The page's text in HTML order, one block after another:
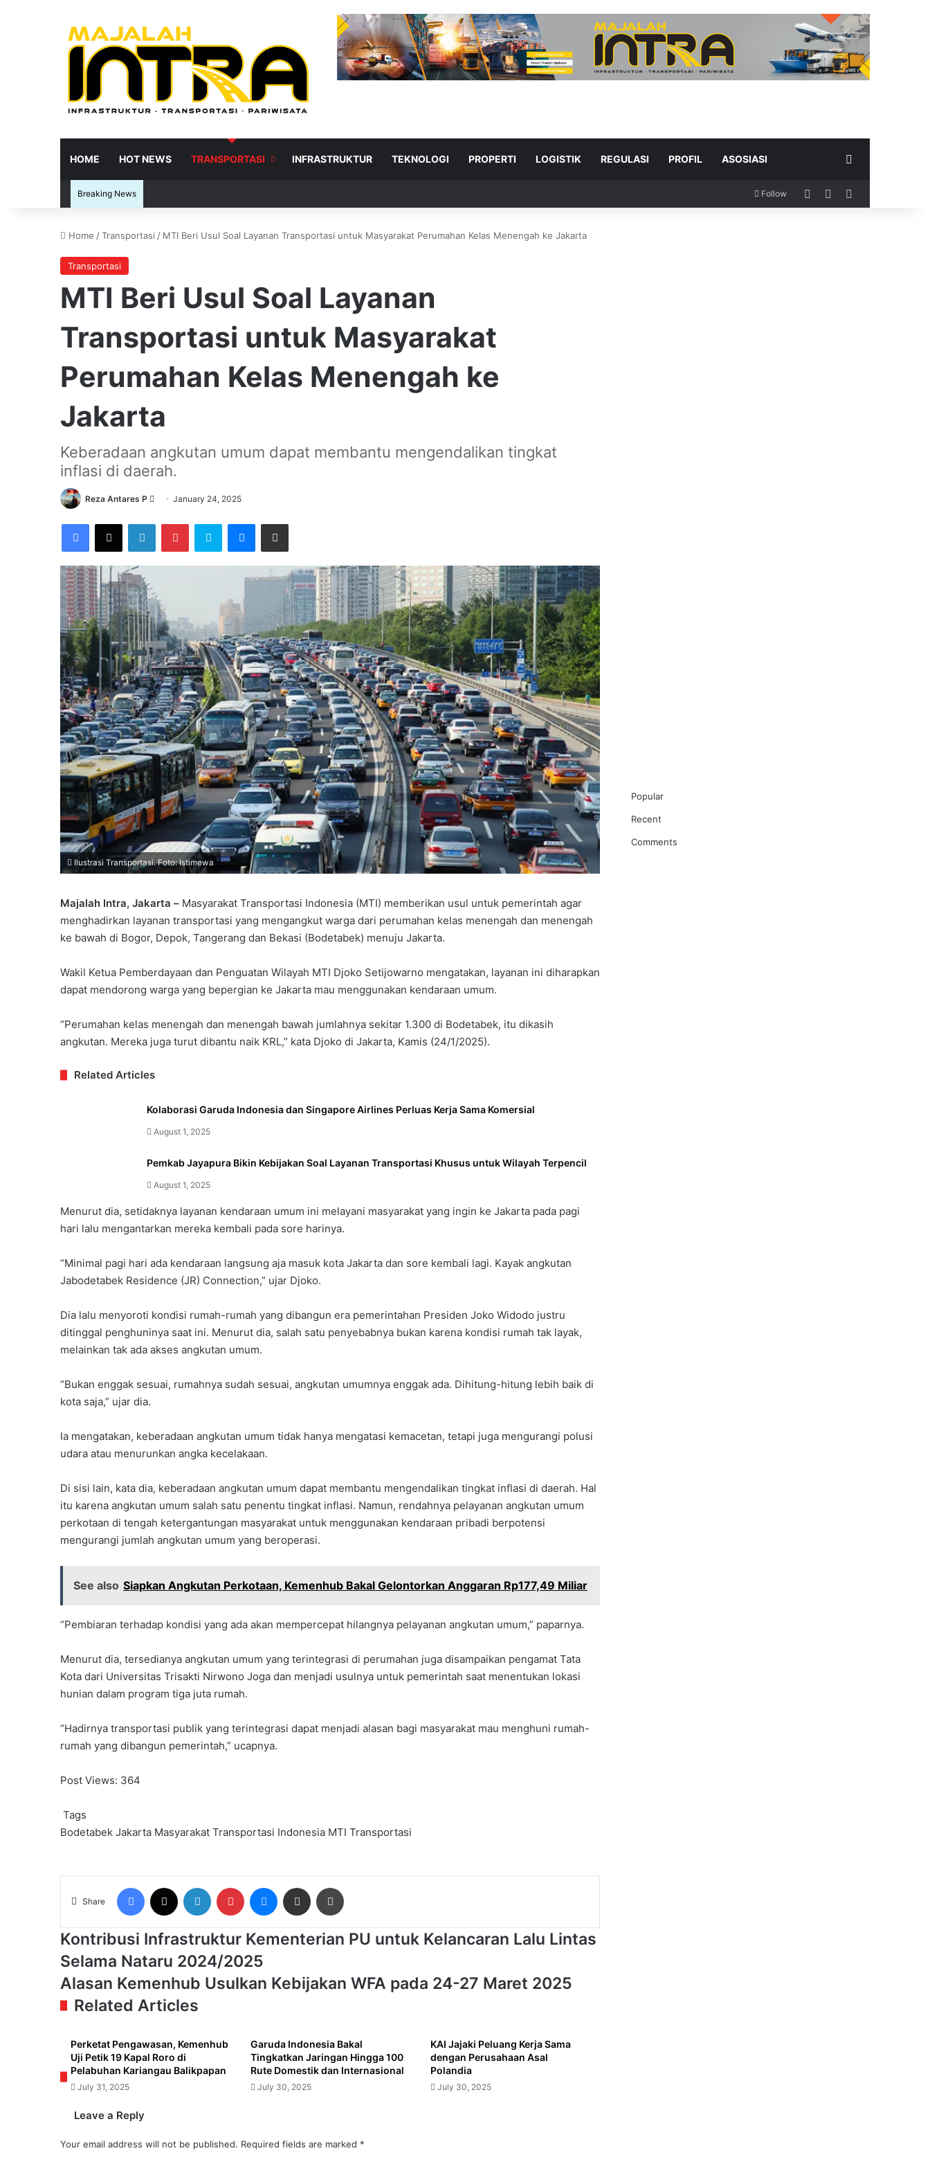
HOME HOT NEWS TRANSPORTASI INFRASTRUKTUR TEKNOLOGI PROPERTI LOGISTIK REGULASI PROFIL ASOSIASI
Breaking News Follow Log InRandom Article
Home /Transportasi / MTI Beri Usul Soal Layanan Transportasi untuk Masyarakat Perumahan Kelas Menengah ke Jakarta
Transportasi
MTI Beri Usul Soal Layanan
Transportasi untuk Masyarakat
Perumahan Kelas Menengah ke
Jakarta
Keberadaan angkutan umum dapat membantu mengendalikan tingkat
inflasi di daerah.
Reza Antares P
Send
email
January 24, 2025
Facebook
X LinkedInPinterestSkype Messenger
Share via Email
Ilustrasi Transportasi. Foto: Istimewa
Majalah Intra, Jakarta – Masyarakat Transportasi Indonesia (MTI) memberikan usul untuk pemerintah agar
menghadirkan layanan transportasi yang mengangkut warga dari perumahan kelas menengah dan menengah
ke bawah di Bogor, Depok, Tangerang dan Bekasi (Bodetabek) menuju Jakarta.
Wakil Ketua Pemberdayaan dan Penguatan Wilayah MTI Djoko Setijowarno mengatakan, layanan ini diharapkan
dapat mendorong warga yang bepergian ke Jakarta mau menggunakan kendaraan umum.
“Perumahan kelas menengah dan menengah bawah jumlahnya sekitar 1.300 di Bodetabek, itu dikasih
angkutan. Mereka juga turut dibantu naik KRL,” kata Djoko di Jakarta, Kamis (24/1/2025).
Related Articles
Kolaborasi Garuda Indonesia dan Singapore Airlines Perluas Kerja Sama Komersial
August 1, 2025
Pemkab Jayapura Bikin Kebijakan Soal Layanan Transportasi Khusus untuk Wilayah Terpencil
August 1, 2025
Menurut dia, setidaknya layanan kendaraan umum ini melayani masyarakat yang ingin ke Jakarta pada pagi
hari lalu mengantarkan mereka kembali pada sore harinya.
“Minimal pagi hari ada kendaraan langsung aja masuk kota Jakarta dan sore kembali lagi. Kayak angkutan
Jabodetabek Residence (JR) Connection,” ujar Djoko.
Dia lalu menyoroti kondisi rumah-rumah yang dibangun era pemerintahan Presiden Joko Widodo justru
ditinggal penghuninya saat ini. Menurut dia, salah satu penyebabnya bukan karena kondisi rumah tak layak,
melainkan tak ada akses angkutan umum.
“Bukan enggak sesuai, rumahnya sudah sesuai, angkutan umumnya enggak ada. Dihitung-hitung lebih baik di
kota saja,” ujar dia.
Ia mengatakan, keberadaan angkutan umum tidak hanya mengatasi kemacetan, tetapi juga mengurangi polusi
udara atau menurunkan angka kecelakaan.
Di sisi lain, kata dia, keberadaan angkutan umum dapat membantu mengendalikan tingkat inflasi di daerah. Hal
itu karena angkutan umum salah satu penentu tingkat inflasi. Namun, rendahnya pelayanan angkutan umum
perkotaan di tengah ketergantungan masyarakat untuk menggunakan kendaraan pribadi berpotensi
mengurangi jumlah angkutan umum yang beroperasi.
See also Siapkan Angkutan Perkotaan, Kemenhub Bakal Gelontorkan Anggaran Rp177,49 Miliar
“Pembiaran terhadap kondisi yang ada akan mempercepat hilangnya pelayanan angkutan umum,” paparnya.
Menurut dia, tersedianya angkutan umum yang terintegrasi di perumahan juga disampaikan pengamat Tata
Kota dari Universitas Trisakti Nirwono Joga dan menjadi usulnya untuk pemerintah saat menentukan lokasi
hunian dalam program tiga juta rumah.
“Hadirnya transportasi publik yang terintegrasi dapat menjadi alasan bagi masyarakat mau menghuni rumah-
rumah yang dibangun pemerintah,” ucapnya.
Post Views: 364
Tags
Bodetabek Jakarta Masyarakat Transportasi Indonesia MTI Transportasi
Share
Facebook LinkedIn Pinterest Messenger
Share via Email
Kontribusi
Infrastruktur
Kementerian
PU
untuk
Kelancaran
Selama
Nataru
2024/2025
Kontribusi Infrastruktur Kementerian PU untuk Kelancaran Lalu Lintas
Selama Nataru 2024/2025
Alasan
Kemenhub
Usulkan
pada
24-
27
2025
Alasan Kemenhub Usulkan Kebijakan WFA pada 24-27 Maret 2025
Related Articles
Perketat Pengawasan, Kemenhub
Uji Petik 19 Kapal Roro di
Pelabuhan Kariangau Balikpapan
July 31, 2025
Garuda Indonesia Bakal
Tingkatkan Jaringan Hingga 100
Rute Domestik dan Internasional
July 30, 2025
KAI Jajaki Peluang Kerja Sama
dengan Perusahaan Asal
Polandia
July 30, 2025
Leave a Reply
Your email address will not be published. Required fields are marked *
Popular
Recent
Comments